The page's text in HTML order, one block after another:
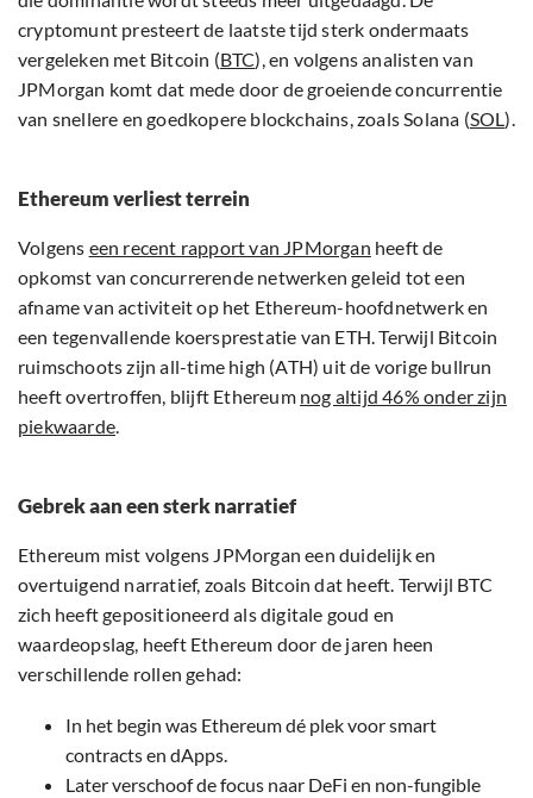
cryptomunt presteert de laatste tijd sterk ondermaats
vergeleken met Bitcoin (BTC), en volgens analisten van
JPMorgan komt dat mede door de groeiende concurrentie
van snellere en goedkopere blockchains, zoals Solana (SOL).
Ethereum verliest terrein
Volgens een recent rapport van JPMorgan heeft de
opkomst van concurrerende netwerken geleid tot een
afname van activiteit op het Ethereum-hoofdnetwerk en
een tegenvallende koersprestatie van ETH. Terwijl Bitcoin
ruimschoots zijn all-time high (ATH) uit de vorige bullrun
heeft overtroffen, blijft Ethereum nog altijd 46% onder zijn
piekwaarde.
Gebrek aan een sterk narratief
Ethereum mist volgens JPMorgan een duidelijk en
overtuigend narratief, zoals Bitcoin dat heeft. Terwijl BTC
zich heeft gepositioneerd als digitale goud en
waardeopslag, heeft Ethereum door de jaren heen
verschillende rollen gehad:
In het begin was Ethereum dé plek voor smart
contracts en dApps.
Later verschoof de focus naar DeFi en non-fungible